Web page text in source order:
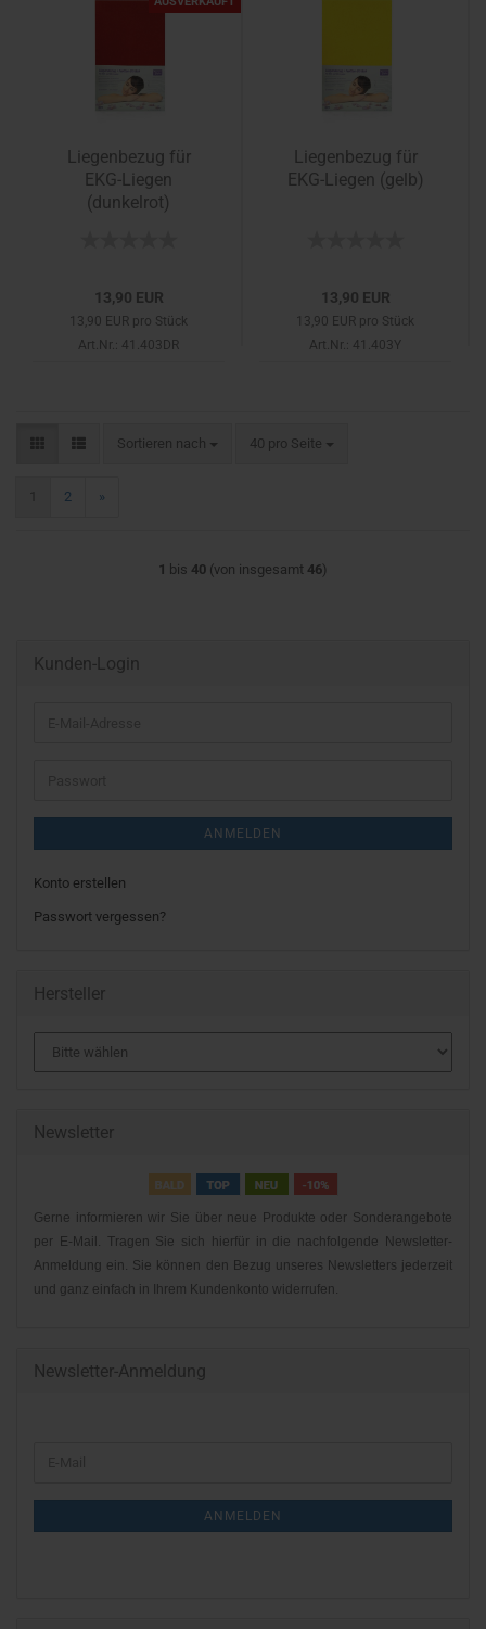
Liegenbezug für
EKG-Liegen
(dunkelrot)
13,90 EUR
13,90 EUR pro Stück
Art.Nr.: 41.403DR
Liegenbezug für
EKG-Liegen (gelb)
13,90 EUR
13,90 EUR pro Stück
Art.Nr.: 41.403Y
Sortieren nach
Sortieren nach 40 pro Seite
pro Seite
2 »
1 bis 40 (von insgesamt 46)
Kunden-Login
ANMELDEN
Konto erstellen
Passwort vergessen?
Hersteller
Newsletter
Gerne informieren wir Sie über neue Produkte oder Sonderangebote
per E-Mail. Tragen Sie sich hierfür in die nachfolgende Newsletter-
Anmeldung ein. Sie können den Bezug unseres Newsletters jederzeit
und ganz einfach in Ihrem Kundenkonto widerrufen.
Newsletter-Anmeldung
NEWSLETTER-
ANMELDEN